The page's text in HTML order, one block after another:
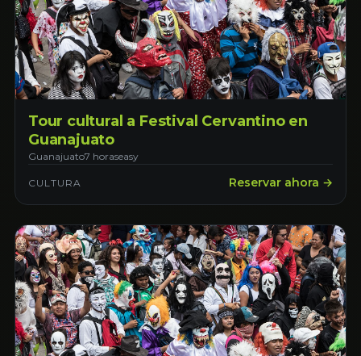
Tour cultural a Festival Cervantino en
Guanajuato
Guanajuato7 horaseasy
CULTURA Reservar ahora →